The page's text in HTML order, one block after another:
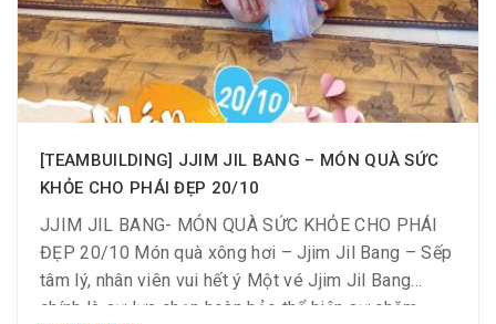
[TEAMBUILDING] JJIM JIL BANG – MÓN QUÀ SỨC
KHỎE CHO PHÁI ĐẸP 20/10
JJIM JIL BANG- MÓN QUÀ SỨC KHỎE CHO PHÁI
ĐẸP 20/10 Món quà xông hơi – Jjim Jil Bang – Sếp
tâm lý, nhân viên vui hết ý Một vé Jjim Jil Bang
chính là sự lựa chọn hoàn hảo thể hiện sự chăm